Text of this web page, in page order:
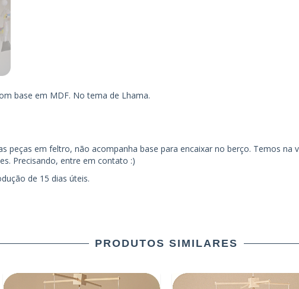
base em MDF. No tema de Lhama.
peças em feltro, não acompanha base para encaixar no berço. Temos na
Precisando, entre em contato :)
de 15 dias úteis.
PRODUTOS SIMILARES